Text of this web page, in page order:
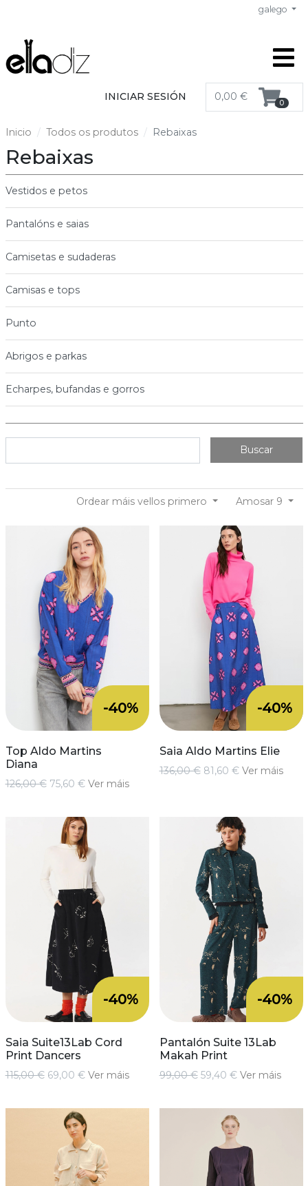
galego
INICIAR SESIÓN 0,00 € 0
Inicio Todos os produtos Rebaixas
Rebaixas
Vestidos e petos
Pantalóns e saias
Camisetas e sudaderas
Camisas e tops
Punto
Abrigos e parkas
Echarpes, bufandas e gorros
Buscar
Amosar 9
Ordear máis vellos primero
-40%
Top Aldo Martins
Diana
126,00 € 75,60 € Ver máis
-40%
Saia Aldo Martins Elie
136,00 € 81,60 € Ver máis
-40%
Saia Suite13Lab Cord
Print Dancers
115,00 € 69,00 € Ver máis
-40%
Pantalón Suite 13Lab
Makah Print
99,00 € 59,40 € Ver máis